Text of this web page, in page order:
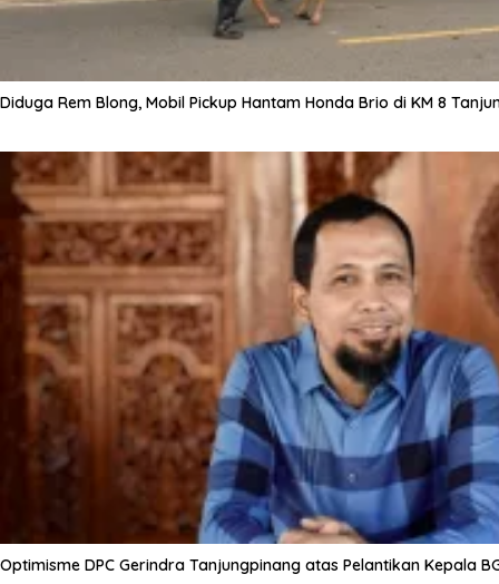
Diduga Rem Blong, Mobil Pickup Hantam Honda Brio di KM 8
Optimisme DPC Gerindra Tanjungpinang atas Pelantikan Kepala